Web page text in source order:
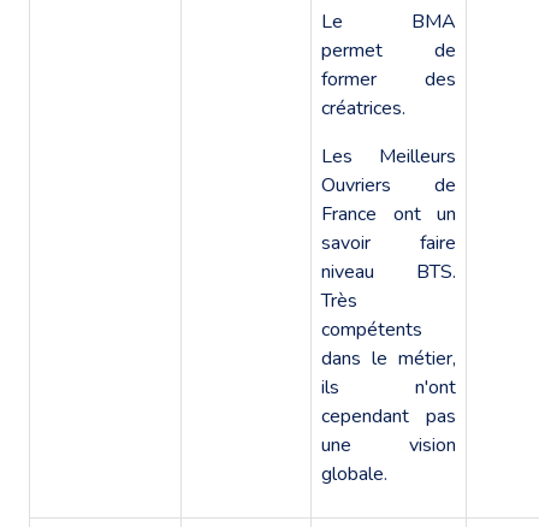
Le BMA
permet de
former des
créatrices.
Les Meilleurs
Ouvriers de
France ont un
savoir faire
niveau BTS.
Très
compétents
dans le métier,
ils n'ont
cependant pas
une vision
globale.